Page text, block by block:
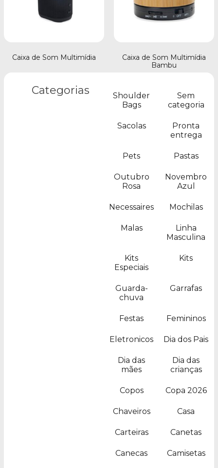
Categorias
Shoulder
Bags
Sem
categoria
Sacolas
Pronta
entrega
Pets Pastas
Outubro
Rosa
Novembro
Azul
Necessaires Mochilas
Malas
Linha
Masculina
Kits
Especiais
Kits
Guarda-
chuva
Garrafas
Festas Femininos
Eletronicos Dia dos Pais
Dia das
mães
Dia das
crianças
Copos Copa 2026
Chaveiros Casa
Carteiras Canetas
Canecas Camisetas
Caixa de Som Multimídia
Caixa de Som Multimídia
Bambu